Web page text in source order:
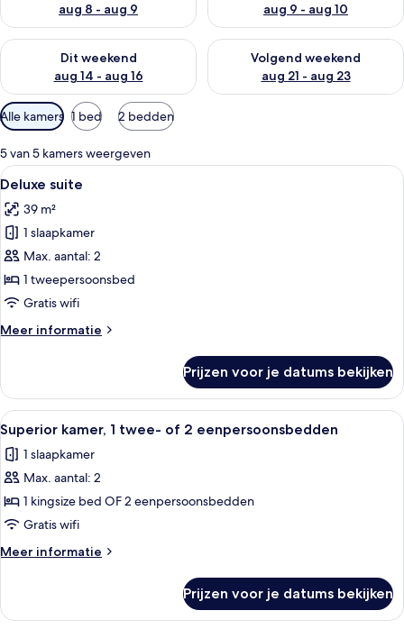
aug 8 - aug 9
aug 9 - aug 10
Dit weekend
aug 14 - aug 16
De beschikbaarheid controleren voor dit weekend aug 14 -
Volgend weekend
aug 21 - aug 23
De beschikbaarheid
Beschikbare
filters
voor
kamers
Alle kamers 1 bed 2 bedden
5 van 5 kamers weergeven
Alle
foto's
voor
Deluxe
suite
laden
Een bed met een blauw gestoffeerd
15
Deluxe suite
39 m²
1 slaapkamer
Max. aantal: 2
1 tweepersoonsbed
Gratis wifi
Meer informatie
Meer
suite
Prijzen voor je datums bekijken
Alle
foto's
voor
Superior
kamer,
1
twee-
of
eenpersoonsbedden
Een net opgemaakt bed met witte
15
Superior kamer, 1 twee- of 2 eenpersoonsbedden
1 slaapkamer
Max. aantal: 2
1 kingsize bed OF 2 eenpersoonsbedden
Gratis wifi
Meer informatie
Meer
kamer,
Prijzen voor je datums bekijken